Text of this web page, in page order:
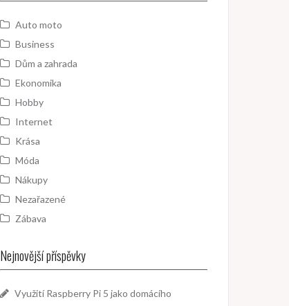
Auto moto
Business
Dům a zahrada
Ekonomika
Hobby
Internet
Krása
Móda
Nákupy
Nezařazené
Zábava
Nejnovější příspěvky
Využití Raspberry Pi 5 jako domácího